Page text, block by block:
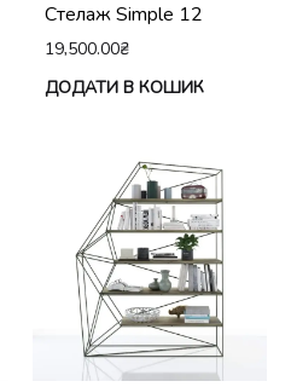
Стелаж Simple 12
19,500.00₴
ДОДАТИ В КОШИК